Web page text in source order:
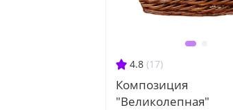
4.8 (17)
Композиция
"Великолепная"